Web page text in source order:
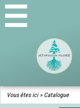
Vous êtes ici » Catalogue